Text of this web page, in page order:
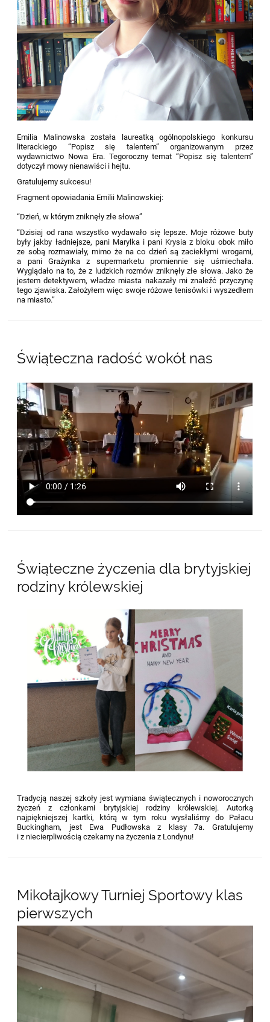
Emilia Malinowska została laureatką ogólnopolskiego konkursu
literackiego “Popisz się talentem” organizowanym przez
wydawnictwo Nowa Era. Tegoroczny temat “Popisz się talentem”
dotyczył mowy nienawiści i hejtu.
Gratulujemy sukcesu!
Fragment opowiadania Emilii Malinowskiej:
“Dzień, w którym zniknęły złe słowa”
“Dzisiaj od rana wszystko wydawało się lepsze. Moje różowe buty
były jakby ładniejsze, pani Marylka i pani Krysia z bloku obok miło
ze sobą rozmawiały, mimo że na co dzień są zaciekłymi wrogami,
a pani Grażynka z supermarketu promiennie się uśmiechała.
Wyglądało na to, że z ludzkich rozmów zniknęły złe słowa. Jako że
jestem detektywem, władze miasta nakazały mi znaleźć przyczynę
tego zjawiska. Założyłem więc swoje różowe tenisówki i wyszedłem
na miasto.”
Świąteczna radość wokół nas
Świąteczne życzenia dla brytyjskiej
rodziny królewskiej
Tradycją naszej szkoły jest wymiana świątecznych i noworocznych
życzeń z członkami brytyjskiej rodziny królewskiej. Autorką
najpiękniejszej kartki, którą w tym roku wysłaliśmy do Pałacu
Buckingham, jest Ewa Pudłowska z klasy 7a. Gratulujemy
i z niecierpliwością czekamy na życzenia z Londynu!
Mikołajkowy Turniej Sportowy klas
pierwszych